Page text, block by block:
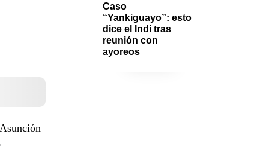
Caso
“Yankiguayo”: esto
dice el Indi tras
reunión con
ayoreos